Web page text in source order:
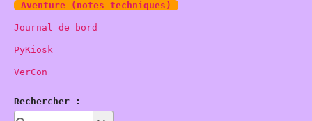
Aventure (notes techniques)
Journal de bord
PyKiosk
VerCon
Rechercher :